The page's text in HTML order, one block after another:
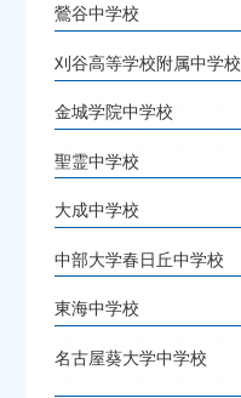
鶯谷中学校
刈谷高等学校附属中学校
金城学院中学校
聖霊中学校
大成中学校
中部大学春日丘中学校
東海中学校
名古屋葵大学中学校